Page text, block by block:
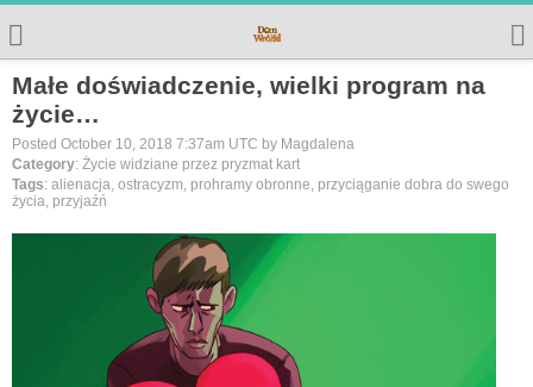
Małe doświadczenie, wielki program na
życie…
Posted October 10, 2018 7:37am UTC by Magdalena
Category: Życie widziane przez pryzmat kart
Tags: alienacja, ostracyzm, prohramy obronne, przyciąganie dobra do swego
życia, przyjaźń